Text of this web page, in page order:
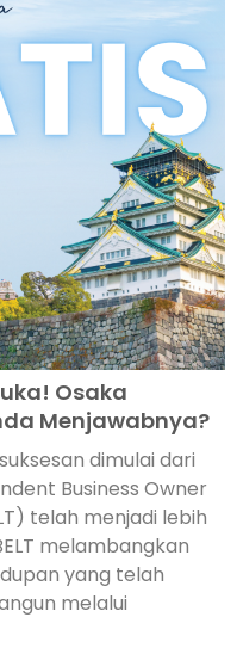
Osaka
Menjawabnya?
dimulai dari
Business Owner
telah menjadi lebih
melambangkan
yang telah
melalui